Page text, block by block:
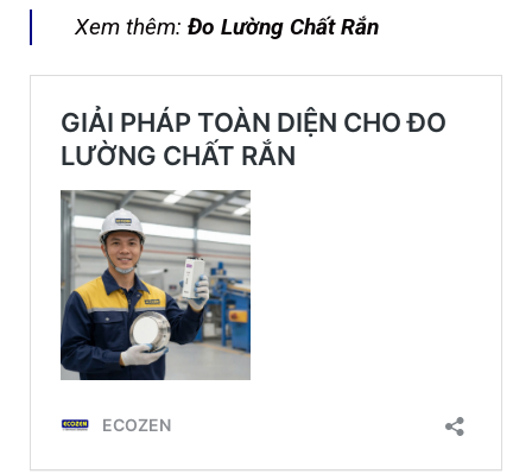
Xem thêm: Đo Lường Chất Rắn